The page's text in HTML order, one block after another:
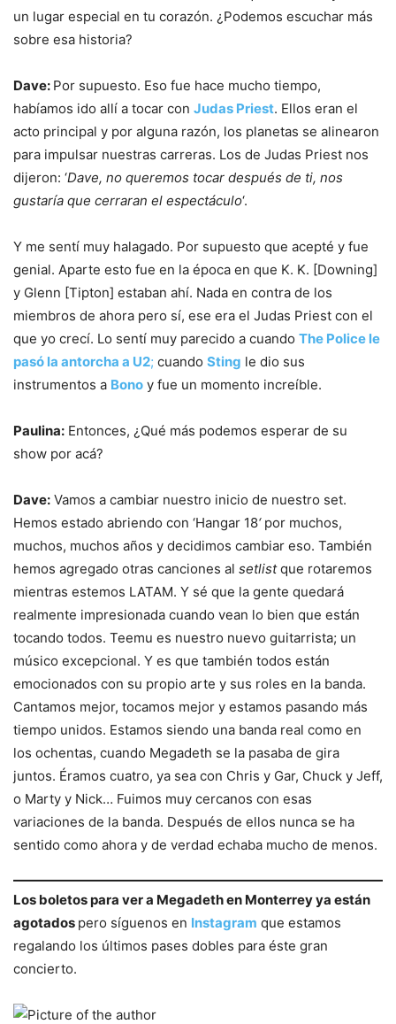
un lugar especial en tu corazón. ¿Podemos escuchar más
sobre esa historia?
Dave: Por supuesto. Eso fue hace mucho tiempo,
habíamos ido allí a tocar con Judas Priest. Ellos eran el
acto principal y por alguna razón, los planetas se alinearon
para impulsar nuestras carreras. Los de Judas Priest nos
dijeron: ‘Dave, no queremos tocar después de ti, nos
gustaría que cerraran el espectáculo‘.
Y me sentí muy halagado. Por supuesto que acepté y fue
genial. Aparte esto fue en la época en que K. K. [Downing]
y Glenn [Tipton] estaban ahí. Nada en contra de los
miembros de ahora pero sí, ese era el Judas Priest con el
que yo crecí. Lo sentí muy parecido a cuando The Police le
pasó la antorcha a U2; cuando Sting le dio sus
instrumentos a Bono y fue un momento increíble.
Paulina: Entonces, ¿Qué más podemos esperar de su
show por acá?
Dave: Vamos a cambiar nuestro inicio de nuestro set.
Hemos estado abriendo con ‘Hangar 18‘por muchos,
muchos, muchos años y decidimos cambiar eso. También
hemos agregado otras canciones al setlistque rotaremos
mientras estemos LATAM. Y sé que la gente quedará
realmente impresionada cuando vean lo bien que están
tocando todos. Teemu es nuestro nuevo guitarrista; un
músico excepcional. Y es que también todos están
emocionados con su propio arte y sus roles en la banda.
Cantamos mejor, tocamos mejor y estamos pasando más
tiempo unidos. Estamos siendo una banda real como en
los ochentas, cuando Megadeth se la pasaba de gira
juntos. Éramos cuatro, ya sea con Chris y Gar, Chuck y Jeff,
o Marty y Nick… Fuimos muy cercanos con esas
variaciones de la banda. Después de ellos nunca se ha
sentido como ahora y de verdad echaba mucho de menos.
Los boletos para ver a Megadeth en Monterrey ya están
agotados pero síguenos en Instagram que estamos
regalando los últimos pases dobles para éste gran
concierto.